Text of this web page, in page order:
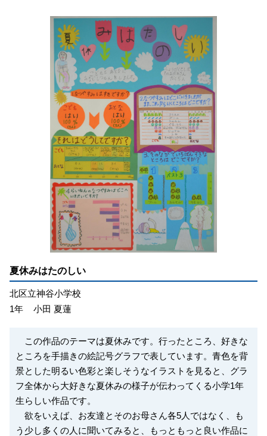
夏休みはたのしい
北区立神谷小学校
1年
小田 夏蓮
この作品のテーマは夏休みです。行ったところ、好きな
ところを手描きの絵記号グラフで表しています。青色を背
景とした明るい色彩と楽しそうなイラストを見ると、グラ
フ全体から大好きな夏休みの様子が伝わってくる小学1年
生らしい作品です。
欲をいえば、お友達とそのお母さん各5人ではなく、も
う少し多くの人に聞いてみると、もっともっと良い作品に